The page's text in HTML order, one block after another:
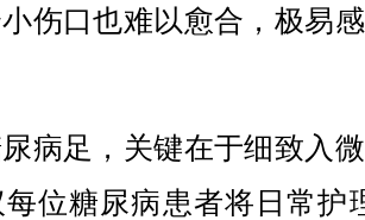
伤口也难以愈合，极易
足，关键在于细致入
位糖尿病患者将日常护